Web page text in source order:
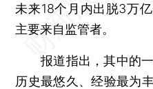
未来18个月内出脱3万
主要来自监管者。
报道指出，其中的一
历史最悠久、经验最为